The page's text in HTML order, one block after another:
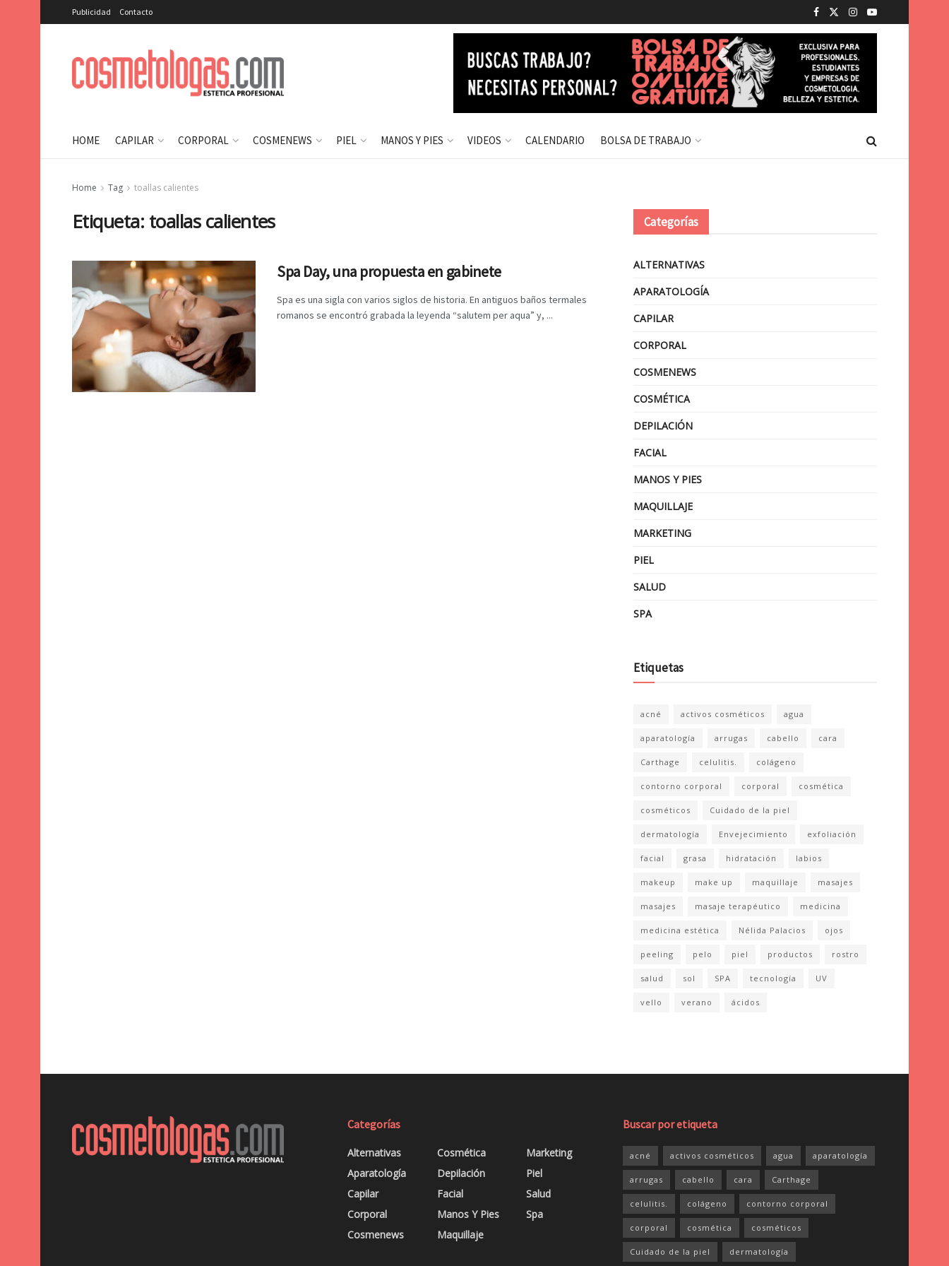
Publicidad Contacto
HOME CAPILAR CORPORAL COSMENEWS PIEL MANOS Y PIES VIDEOS CALENDARIO BOLSA DE TRABAJO
Home Tag toallas calientes
Etiqueta: toallas calientes
Spa Day, una propuesta en gabinete
Spa es una sigla con varios siglos de historia. En antiguos baños termales
romanos se encontró grabada la leyenda “salutem per aqua” y, ...
Categorías
ALTERNATIVAS
APARATOLOGÍA
CAPILAR
CORPORAL
COSMENEWS
COSMÉTICA
DEPILACIÓN
FACIAL
MANOS Y PIES
MAQUILLAJE
MARKETING
PIEL
SALUD
SPA
Etiquetas
acné activos cosméticos agua
aparatología arrugas cabello cara
Carthage celulitis. colágeno
contorno corporal corporal cosmética
cosméticos Cuidado de la piel
dermatología Envejecimiento exfoliación
facial grasa hidratación labios
makeup make up maquillaje masajes
masajes masaje terapéutico medicina
medicina estética Nélida Palacios ojos
peeling pelo piel productos rostro
salud sol SPA tecnología UV
vello verano ácidos
Categorías
Alternativas
Aparatología
Capilar
Corporal
Cosmenews
Cosmética
Depilación
Facial
Manos Y Pies
Maquillaje
Marketing
Piel
Salud
Spa
Buscar por etiqueta
acné activos cosméticos agua aparatología
arrugas cabello cara Carthage
celulitis. colágeno contorno corporal
corporal cosmética cosméticos
Cuidado de la piel dermatología